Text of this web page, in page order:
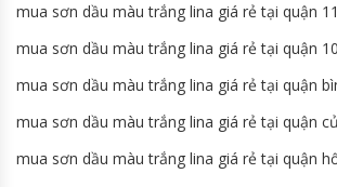
mua sơn dầu màu trắng lina giá rẻ tại quận 11
mua sơn dầu màu trắng lina giá rẻ tại quận 10
mua sơn dầu màu trắng lina giá rẻ tại quận
mua sơn dầu màu trắng lina giá rẻ tại quận
mua sơn dầu màu trắng lina giá rẻ tại quận